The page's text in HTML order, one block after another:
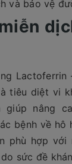
và bảo vệ
tiêu diệt vi
giúp nâng
bệnh về hô
phù hợp với
sức đề